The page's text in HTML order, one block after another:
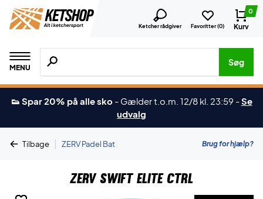
Ketcher rådgiver Favoritter (0)
0
Kurv
MENU
Søg efter produkter, mærker etc.
Søg
👟 Spar 20% på alle sko - Gælder t.o.m. 12/8 kl. 23:59 -Se
udvalg
Tilbage | ZERV Padel Bat Brug for hjælp?
ZERV Swift Elite CTRL